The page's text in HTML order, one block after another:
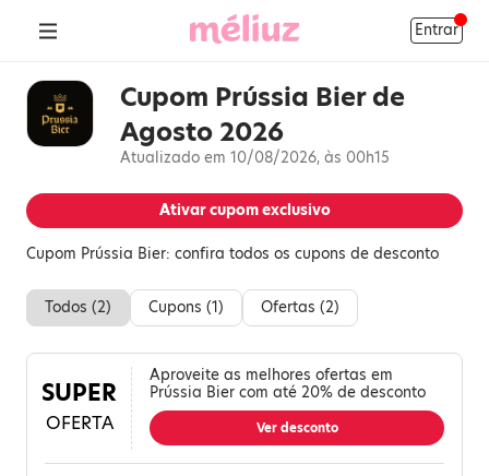
Entrar
Cupom Prússia Bier de
Agosto 2026
Atualizado em 10/08/2026, às 00h15
Ativar cupom exclusivo
Cupom Prússia Bier: confira todos os cupons de desconto
Todos (2) Cupons (1) Ofertas (2)
SUPER
OFERTA
Aproveite as melhores ofertas em
Prússia Bier com até 20% de desconto
Ver desconto